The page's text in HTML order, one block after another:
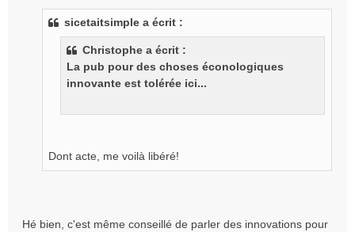
sicetaitsimple a écrit :
Christophe a écrit :
La pub pour des choses éconologiques
innovante est tolérée ici...
Dont acte, me voilà libéré!
Hé bien, c'est même conseillé de parler des innovations pour